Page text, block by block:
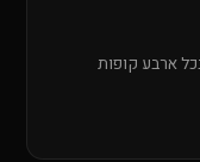
ארבע קופות